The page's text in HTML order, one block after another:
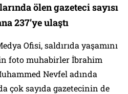
ölen gazeteci sayısı
237’ye ulaştı
Ofisi, saldırıda yaşamını
foto muhabirler İbrahim
Nevfel adında
çok sayıda gazetecinin de